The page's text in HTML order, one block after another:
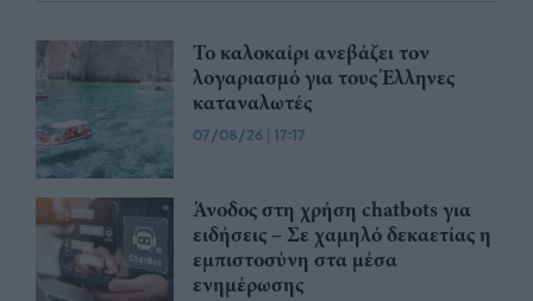
Το καλοκαίρι ανεβάζει τον
λογαριασμό για τους Έλληνες
καταναλωτές
07/08/26 | 17:17
Άνοδος στη χρήση chatbots για
ειδήσεις – Σε χαμηλό δεκαετίας η
εμπιστοσύνη στα μέσα
ενημέρωσης